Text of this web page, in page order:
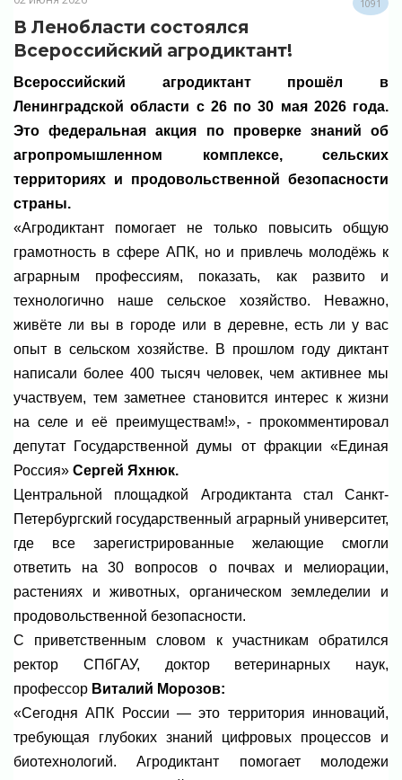
1091
В Ленобласти состоялся
Всероссийский агродиктант!
Всероссийский агродиктант прошёл в
Ленинградской области с 26 по 30 мая 2026 года.
Это федеральная акция по проверке знаний об
агропромышленном комплексе, сельских
территориях и продовольственной безопасности
страны.
«Агродиктант помогает не только повысить общую
грамотность в сфере АПК, но и привлечь молодёжь к
аграрным профессиям, показать, как развито и
технологично наше сельское хозяйство. Неважно,
живёте ли вы в городе или в деревне, есть ли у вас
опыт в сельском хозяйстве. В прошлом году диктант
написали более 400 тысяч человек, чем активнее мы
участвуем, тем заметнее становится интерес к жизни
на селе и её преимуществам!», - прокомментировал
депутат Государственной думы от фракции «Единая
Россия» Сергей Яхнюк.
Центральной площадкой Агродиктанта стал Санкт-
Петербургский государственный аграрный университет,
где все зарегистрированные желающие смогли
ответить на 30 вопросов о почвах и мелиорации,
растениях и животных, органическом земледелии и
продовольственной безопасности.
С приветственным словом к участникам обратился
ректор СПбГАУ, доктор ветеринарных наук,
профессор Виталий Морозов:
«Сегодня АПК России — это территория инноваций,
требующая глубоких знаний цифровых процессов и
биотехнологий. Агродиктант помогает молодежи